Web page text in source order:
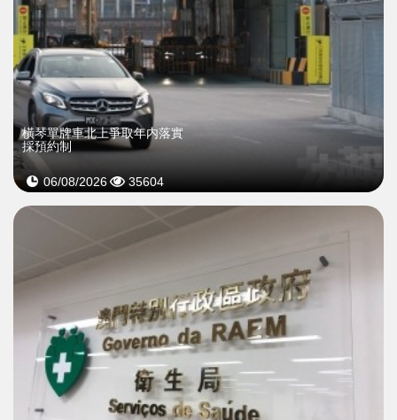
橫琴單牌車北上爭取年内落實
採預約制
06/08/2026 35604